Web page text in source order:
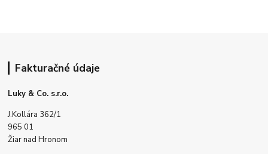
Fakturačné údaje
Luky & Co. s.r.o.
J.Kollára 362/1
965 01
Žiar nad Hronom